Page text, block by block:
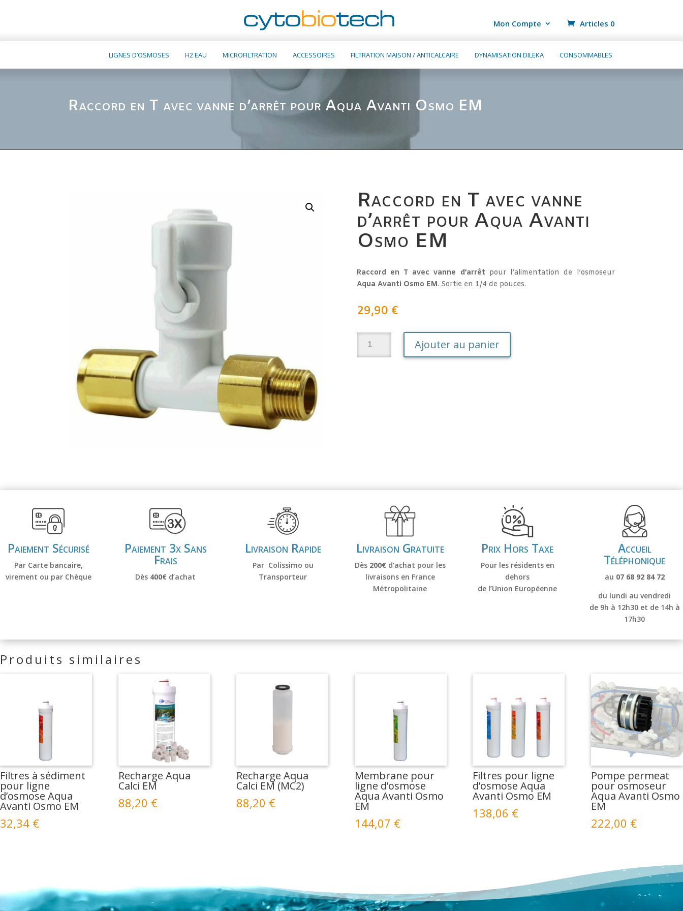
Mon Compte Articles 0
LIGNES D’OSMOSES H2 EAU MICROFILTRATION ACCESSOIRES FILTRATION MAISON / ANTICALCAIRE DYNAMISATION DILEKA CONSOMMABLES
Raccord en T avec vanne d’arrêt pour Aqua Avanti Osmo EM
Raccord en T avec vanne
d’arrêt pour Aqua Avanti
Osmo EM
Raccord en T avec vanne d’arrêt pour l’alimentation de l’osmoseur
Aqua Avanti Osmo EM. Sortie en 1/4 de pouces.
29,90 €
Raccord
Ajouter au panier
Paiement Sécurisé
Par Carte bancaire,
virement ou par Chèque
Paiement 3x Sans
Frais
Dès 400€ d’achat
Livraison Rapide
Par Colissimo ou
Transporteur
Livraison Gratuite
Dès 200€d’achat pour les
livraisons en France
Métropolitaine
Prix Hors Taxe
Pour les résidents en
dehors
de l’Union Européenne
Accueil
Téléphonique
au 07 68 92 84 72
du lundi au vendredi
de 9h à 12h30 et de 14h à
17h30
Produits similaires
Filtres à sédiment
pour ligne
d’osmose Aqua
Avanti Osmo EM
32,34 €
Recharge Aqua
Calci EM
88,20 €
Recharge Aqua
Calci EM (MC2)
88,20 €
Membrane pour
ligne d’osmose
Aqua Avanti Osmo
EM
144,07 €
Filtres pour ligne
d’osmose Aqua
Avanti Osmo EM
138,06 €
Pompe permeat
pour osmoseur
Aqua Avanti Osmo
EM
222,00 €